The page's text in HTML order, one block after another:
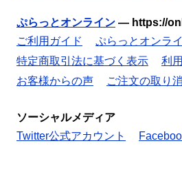
ぷらっとオンライン — https://
ご利用ガイド
ぷらっとオンラ
特定商取引法に基づく表示
利
お客様からの声
ご注文の取り
ソーシャルメディア
Twitter公式アカウント